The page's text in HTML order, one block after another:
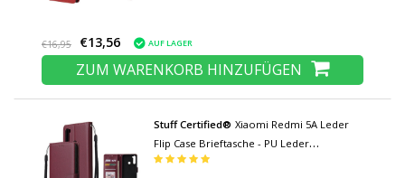
€16,95 €13,56 AUF LAGER
ZUM WARENKORB HINZUFÜGEN
Stuff Certified® Xiaomi Redmi 5A Leder
Flip Case Brieftasche - PU Leder
Brieftasche Abdeckung Cas Case Bordeaux